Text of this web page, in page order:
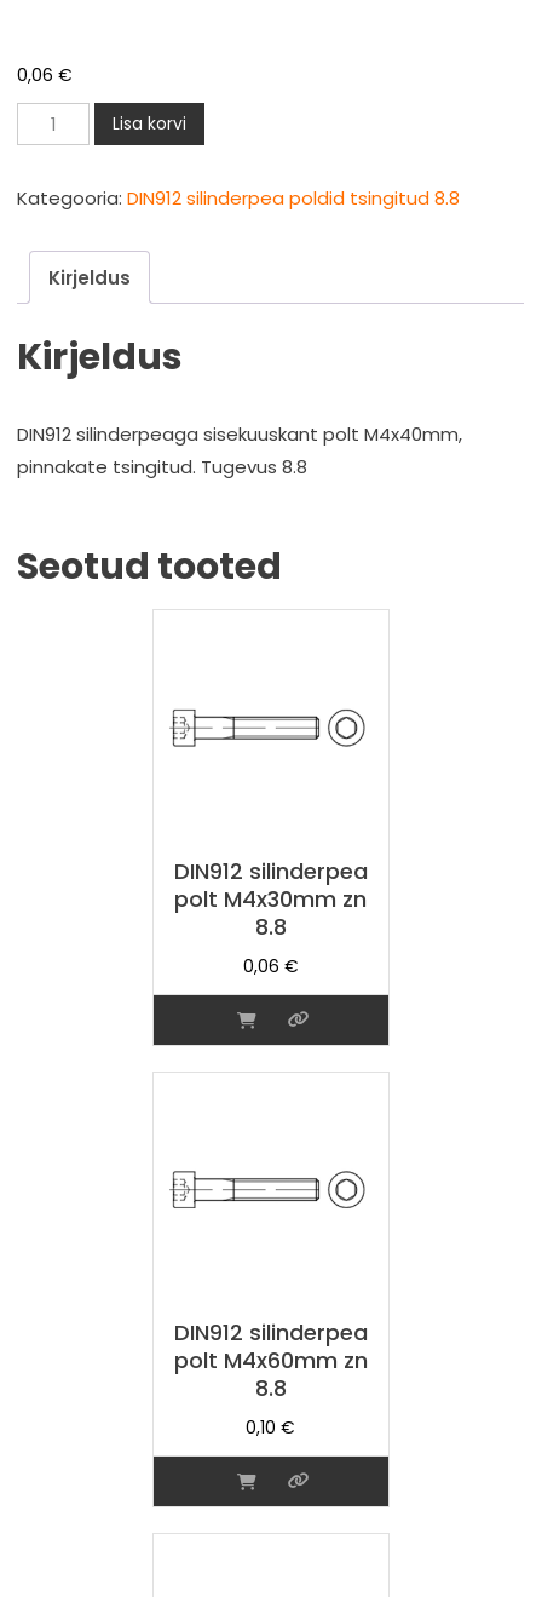
0,06€
DIN912
silinderpea
M4x40mm
zn
Lisa korvi
Kategooria:DIN912 silinderpea poldid tsingitud 8.8
Kirjeldus
Kirjeldus
DIN912 silinderpeaga sisekuuskant polt M4x40mm,
pinnakate tsingitud. Tugevus 8.8
Seotud tooted
DIN912 silinderpea
polt M4x30mm zn
8.8
0,06 €
DIN912 silinderpea
polt M4x60mm zn
8.8
0,10€